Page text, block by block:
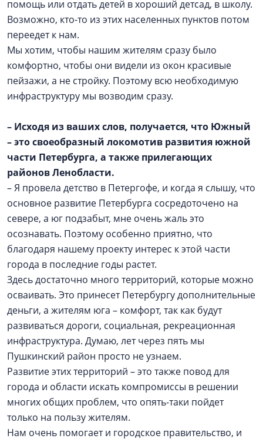
помощь или отдать детей в хороший детсад, в школу.
Возможно, кто-то из этих населенных пунктов потом
переедет к нам.
Мы хотим, чтобы нашим жителям сразу было
комфортно, чтобы они видели из окон красивые
пейзажи, а не стройку. Поэтому всю необходимую
инфраструктуру мы возводим сразу.
– Исходя из ваших слов, получается, что Южный
– это своеобразный локомотив развития южной
части Петербурга, а также прилегающих
районов Ленобласти.
– Я провела детство в Петергофе, и когда я слышу, что
основное развитие Петербурга сосредоточено на
севере, а юг подзабыт, мне очень жаль это
осознавать. Поэтому особенно приятно, что
благодаря нашему проекту интерес к этой части
города в последние годы растет.
Здесь достаточно много территорий, которые можно
осваивать. Это принесет Петербургу дополнительные
деньги, а жителям юга – комфорт, так как будут
развиваться дороги, социальная, рекреационная
инфраструктура. Думаю, лет через пять мы
Пушкинский район просто не узнаем.
Развитие этих территорий – это также повод для
города и области искать компромиссы в решении
многих общих проблем, что опять-таки пойдет
только на пользу жителям.
Нам очень помогает и городское правительство, и